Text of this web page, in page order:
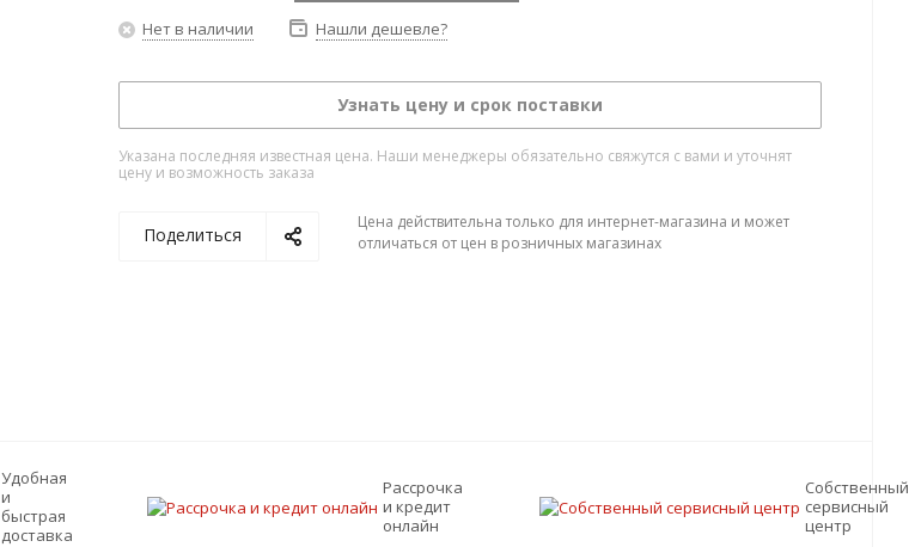
Нет в наличии Нашли дешевле?
Узнать цену и срок поставки
Указана последняя известная цена. Наши менеджеры обязательно свяжутся с вами и уточнят
цену и возможность заказа
Поделиться
Цена действительна только для интернет-магазина и может
отличаться от цен в розничных магазинах
Удобная
и
быстрая
доставка
Рассрочка
и кредит
онлайн
Собственный
сервисный
центр